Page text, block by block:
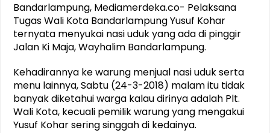
Bandarlampung, Mediamerdeka.co- Pelaksana
Tugas Wali Kota Bandarlampung Yusuf Kohar
ternyata menyukai nasi uduk yang ada di pinggir
Jalan Ki Maja, Wayhalim Bandarlampung.
Kehadirannya ke warung menjual nasi uduk serta
menu lainnya, Sabtu (24-3-2018) malam itu tidak
banyak diketahui warga kalau dirinya adalah Plt.
Wali Kota, kecuali pemilik warung yang mengakui
Yusuf Kohar sering singgah di kedainya.